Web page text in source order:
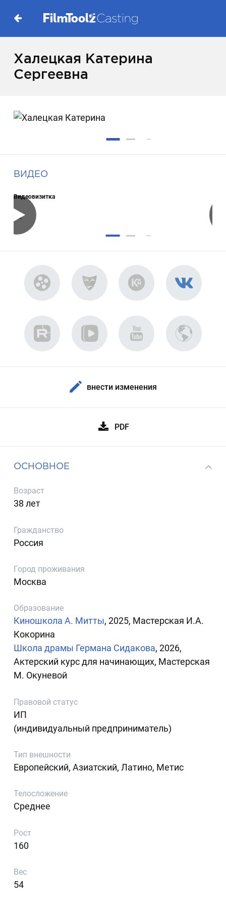
Халецкая Катерина
Сергеевна
ВИДЕО
Видеовизитка
внести изменения
PDF
ОСНОВНОЕ
Возраст
38 лет
Гражданство
Россия
Город проживания
Москва
Образование
Киношкола А. Митты, 2025, Мастерская И.А.
Кокорина
Школа драмы Германа Сидакова, 2026,
Актерский курс для начинающих, Мастерская
М. Окуневой
Правовой статус
ИП
(индивидуальный предприниматель)
Тип внешности
Европейский, Азиатский, Латино, Метис
Телосложение
Среднее
Рост
160
Вес
54